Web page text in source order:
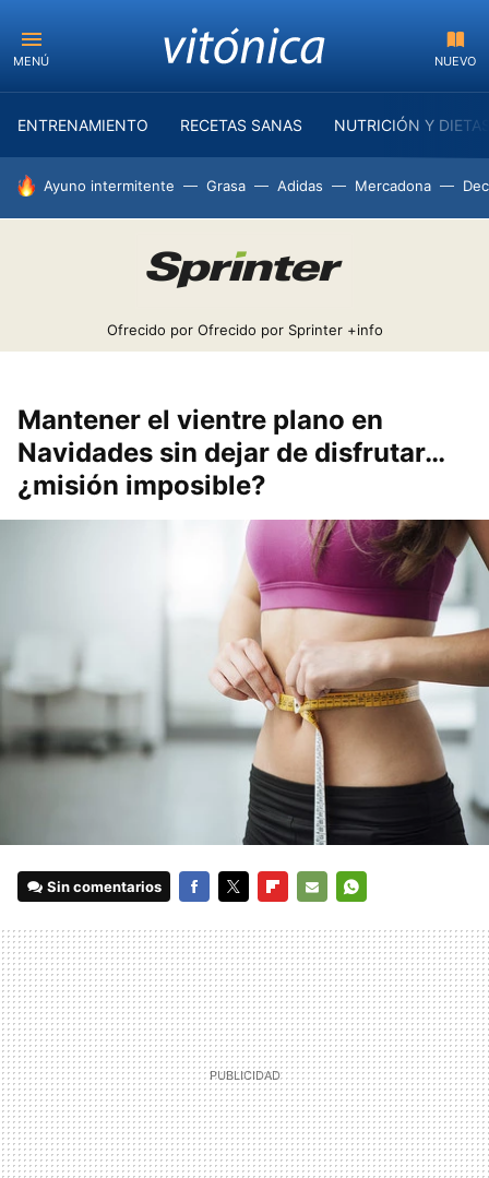
MENÚ NUEVO
ENTRENAMIENTO RECETAS SANAS NUTRICIÓN Y
HOY SE HABLA DE
Ayuno intermitente Grasa Adidas Mercadona
Ofrecido por Ofrecido por Sprinter +info
Mantener el vientre plano en
Navidades sin dejar de disfrutar…
¿misión imposible?
Sin comentarios
MAIL